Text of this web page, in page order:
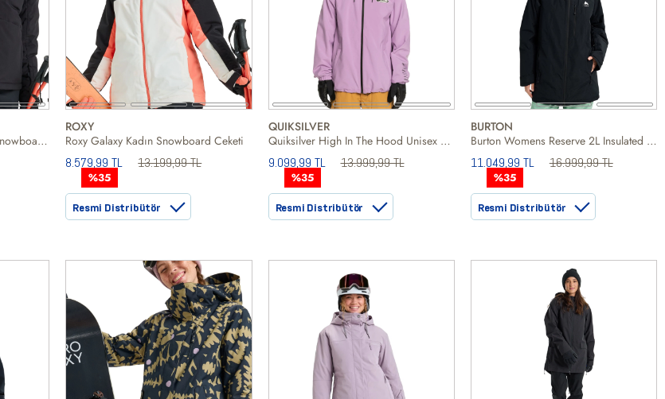
Roxy Snowyhill Puffy Kadın Snowboard Ceketi
ROXY
Roxy Galaxy Kadın Snowboard Ceketi
8.579,99 TL 13.199,99 TL
%35
Resmi Distribütör
QUIKSILVER
Quiksilver High In The Hood Unisex Mor Snowboard Ceketi
9.099,99 TL 13.999,99 TL
%35
Resmi Distribütör
BURTON
Burton Womens Reserve 2L Insulated Kadın Siyah Snowboard Ceketi
11.049,99 TL 16.999,99 TL
%35
Resmi Distribütör